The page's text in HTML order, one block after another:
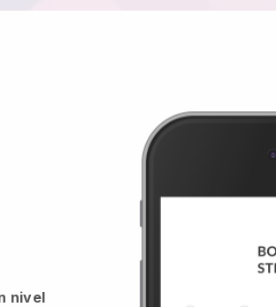
nivel